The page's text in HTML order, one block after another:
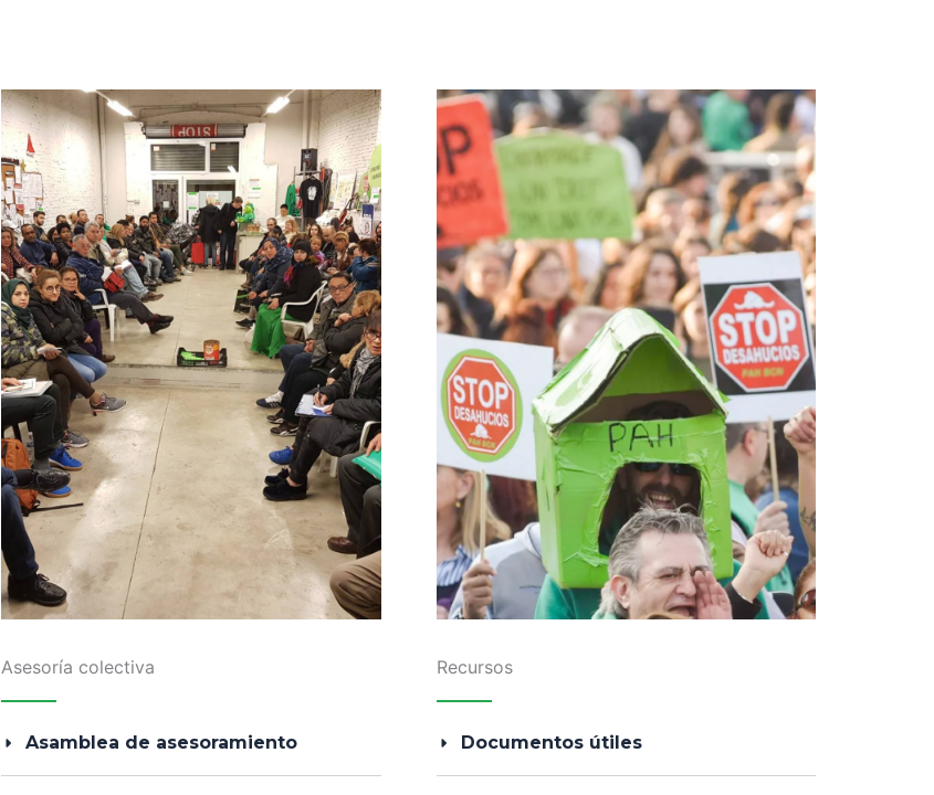
Asesoría colectiva
Asamblea de asesoramiento
Recursos
Documentos útiles